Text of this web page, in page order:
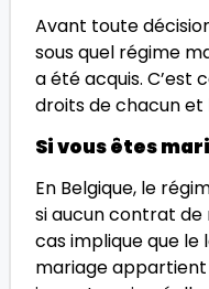
Avant toute
sous quel régime
a été acquis. C’est
droits de chacun et
Si vous êtes
En Belgique, le
si aucun contrat de
cas implique que
mariage